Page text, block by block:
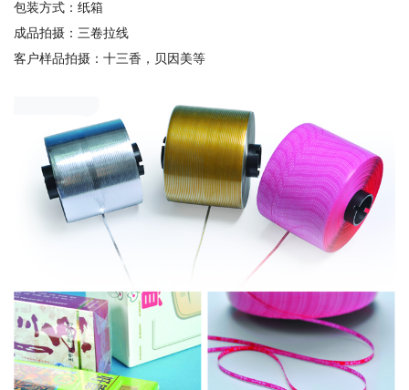
包装方式：纸箱
成品拍摄：三卷拉线
客户样品拍摄：十三香，贝因美等